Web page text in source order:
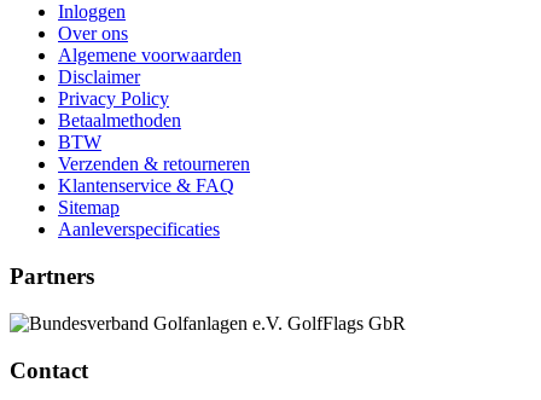
Inloggen
Over ons
Algemene voorwaarden
Disclaimer
Privacy Policy
Betaalmethoden
BTW
Verzenden & retourneren
Klantenservice & FAQ
Sitemap
Aanleverspecificaties
Partners
Contact